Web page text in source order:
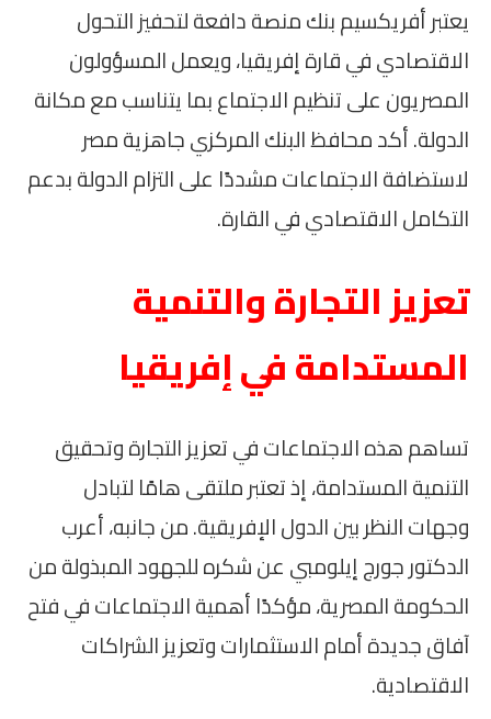
يعتبر أفريكسيم بنك منصة دافعة لتحفيز التحول
الاقتصادي في قارة إفريقيا، ويعمل المسؤولون
المصريون على تنظيم الاجتماع بما يتناسب مع مكانة
الدولة. أكد محافظ البنك المركزي جاهزية مصر
لاستضافة الاجتماعات مشددًا على التزام الدولة بدعم
التكامل الاقتصادي في القارة.
تعزيز التجارة والتنمية
المستدامة في إفريقيا
تساهم هذه الاجتماعات في تعزيز التجارة وتحقيق
التنمية المستدامة، إذ تعتبر ملتقى هامًا لتبادل
وجهات النظر بين الدول الإفريقية. من جانبه، أعرب
الدكتور جورج إيلومبي عن شكره للجهود المبذولة من
الحكومة المصرية، مؤكدًا أهمية الاجتماعات في فتح
آفاق جديدة أمام الاستثمارات وتعزيز الشراكات
الاقتصادية.